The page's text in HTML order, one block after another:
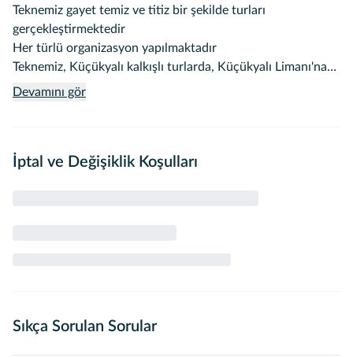
Teknemiz gayet temiz ve titiz bir şekilde turları
gerçekleştirmektedir
Her türlü organizasyon yapılmaktadır
Teknemiz, Küçükyalı kalkışlı turlarda, Küçükyalı Limanı'na
10 dakika mesafede olan balıkçı limanından kalkış
İsteyen müşterilerimize drone çekim hizmeti vermekteyiz
Devamını gör
İptal ve Değişiklik Koşulları
Sıkça Sorulan Sorular